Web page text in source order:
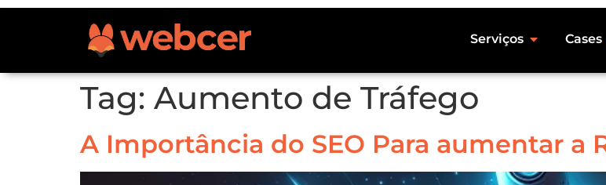
Serviços Cases
Tag: Aumento de Tráfego
A Importância do SEO Para aumentar a